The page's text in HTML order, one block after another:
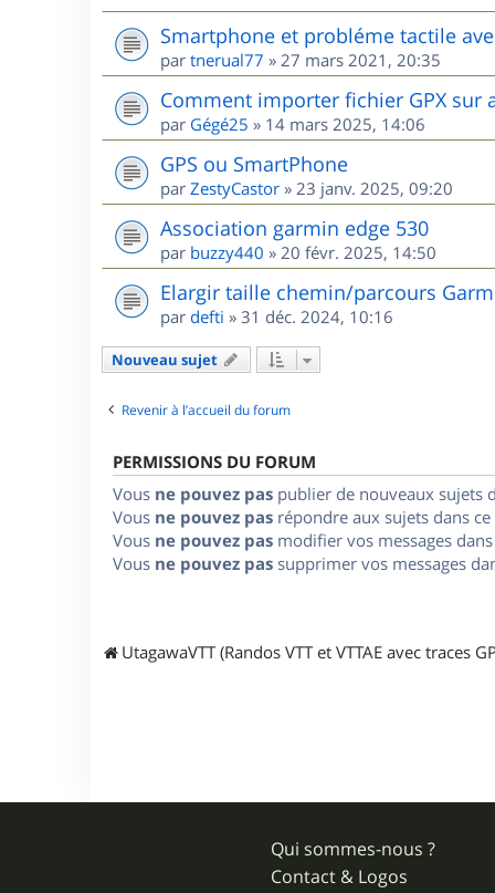
Smartphone et probléme tactile
par tnerual77 » 27 mars 2021, 20:35
Comment importer fichier GPX sur
par Gégé25 » 14 mars 2025, 14:06
GPS ou SmartPhone
par ZestyCastor » 23 janv. 2025, 09:20
Association garmin edge 530
par buzzy440 » 20 févr. 2025, 14:50
Elargir taille chemin/parcours
par defti » 31 déc. 2024, 10:16
Nouveau sujet
Revenir à l’accueil du forum
PERMISSIONS DU FORUM
Vous ne pouvez pas publier de nouveaux sujets
Vous ne pouvez pas répondre aux sujets dans
Vous ne pouvez pas modifier vos messages
Vous ne pouvez pas supprimer vos messages
UtagawaVTT (Randos VTT et VTTAE avec traces
Qui sommes-nous ?
Contact & Logos